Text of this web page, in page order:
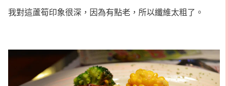
我對這蘆筍印象很深，因為有點老，所以纖維太粗了。